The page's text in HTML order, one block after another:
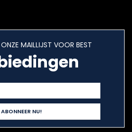
MAILLIJST VOOR BEST